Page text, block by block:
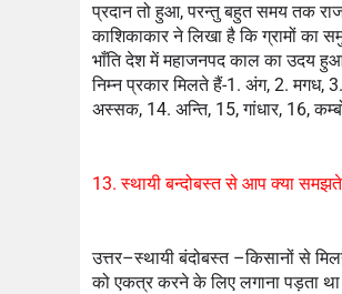
प्रदान तो हुआ, परन्तु बहुत समय तक
काशिकाकार ने लिखा है कि ग्रामों का
भाँति देश में महाजनपद काल का उदय
निम्न प्रकार मिलते हैं-1. अंग, 2. मगध,
अस्सक, 14. अन्ति, 15, गांधार, 16,
13. स्थायी बन्दोबस्त से आप क्या
उत्तर–स्थायी बंदोबस्त –किसानों से
को एकत्र करने के लिए लगाना पड़ता